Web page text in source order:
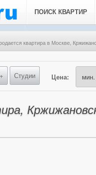
ПОИСК КВАРТИР
квартира в Москве,
Студии Цена: